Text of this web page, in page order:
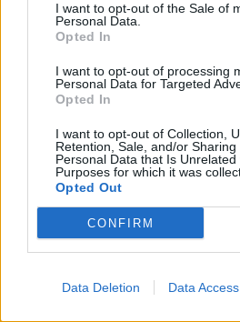
I want to opt-out of the Sale of
Personal Data.
Opted In
I want to opt-out of processing
Personal Data for Targeted
Opted In
I want to opt-out of Collection,
Retention, Sale, and/or Sharing
Personal Data that Is Unrelated
Purposes for which it was
Opted Out
CONFIRM
Data Deletion Data Access
1
UUTISET
Leskeneläke ei
ikärajasta